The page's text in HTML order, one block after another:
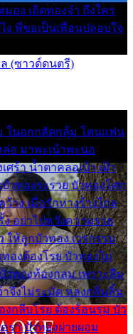
อง เถิดทองจ๋า ถึงใคร
ง พี่ขอเป็นเพื่อนปลอบใจ
(ซาวด์ดนตรี)
ในอกกลัดกลุ้ม โดนแฟน
อ มาพะเน้าพะนอ
ศร้า น้ำตาคลอเบ้า เฝ้า
วทองระรวย บัวทองโศก
ว้าง เมื่อรักห่างร้างไกล
อย่าไปหวังความรวย
ให้ลูกบัวทอง เวรกรรม
องต้องโรย บัวทองไม่
วทองท้องกลม เพราะลืม
จึงไม่ระมัด หลงกลิ่นลิ้น
งกลีบโรย ต้องร้อนรุม บัว
รา บัวทองผ่ายผอม